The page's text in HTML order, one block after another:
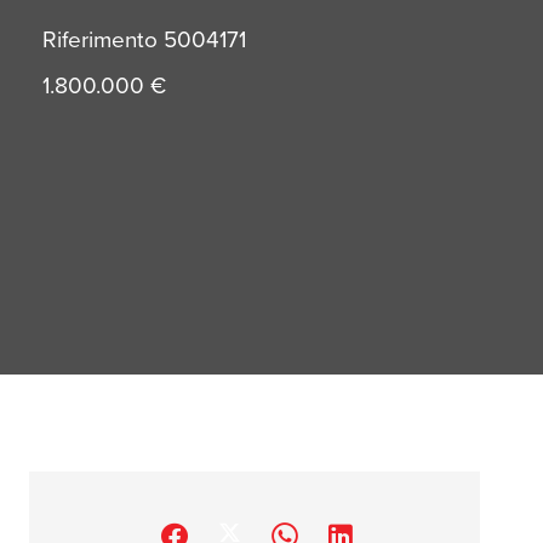
Riferimento 5004171
1.800.000 €